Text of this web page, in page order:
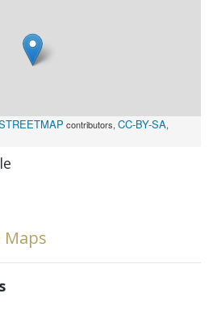
contributors, CC-BY-SA,